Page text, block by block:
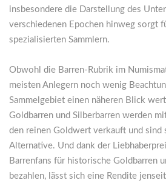
insbesondere die Darstellung des
verschiedenen Epochen hinweg sorgt
spezialisierten Sammlern.
Obwohl die Barren-Rubrik im
meisten Anlegern noch wenig
Sammelgebiet einen näheren Blick
Goldbarren und Silberbarren werden
den reinen Goldwert verkauft und sind
Alternative. Und dank der
Barrenfans für historische Goldbarren
bezahlen, lässt sich eine Rendite